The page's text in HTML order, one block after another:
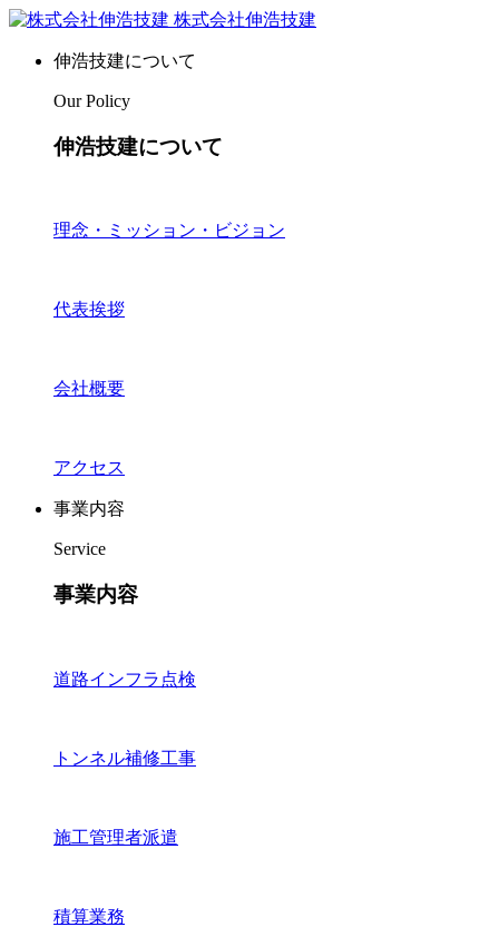
株式会社伸浩技建
伸浩技建について
Our Policy
伸浩技建について
理念・ミッション・ビジョン
代表挨拶
会社概要
アクセス
事業内容
Service
事業内容
道路インフラ点検
トンネル補修工事
施工管理者派遣
積算業務